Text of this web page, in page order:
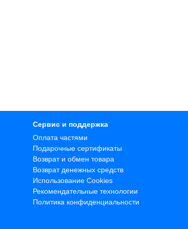
Сервис и поддержка
Оплата частями
Подарочные сертификаты
Возврат и обмен товара
Возврат денежных средств
Использование Cookies
Рекомендательные технологии
Политика конфиденциальности